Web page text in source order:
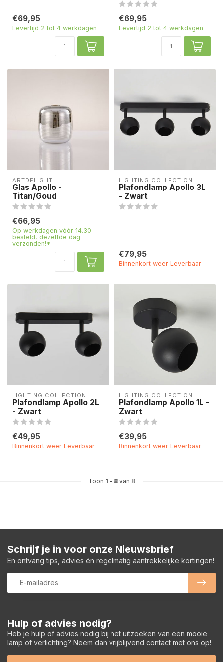
€69,95
Levertijd 2 tot 4 werkdagen
€69,95
Levertijd 2 tot 4 werkdagen
ARTDELIGHT
Glas Apollo -
Titan/Goud
€66,95
Op werkdagen vóór 14.30
besteld, dezelfde dag
verzonden!*
LIGHTING COLLECTION
Plafondlamp Apollo 3L
- Zwart
€79,95
Binnenkort weer Leverbaar
LIGHTING COLLECTION
Plafondlamp Apollo 2L
- Zwart
€49,95
Binnenkort weer Leverbaar
LIGHTING COLLECTION
Plafondlamp Apollo 1L -
Zwart
€39,95
Binnenkort weer Leverbaar
Toon 1 - 8van 8
Hulp of advies nodig?
Heb je hulp of advies nodig bij het uitzoeken van een mooie
lamp of verlichting? Neem dan vrijblijvend contact met ons op!
Schrijf je in voor onze Nieuwsbrief
En ontvang tips, advies én regelmatig aantrekkelijke kortingen!